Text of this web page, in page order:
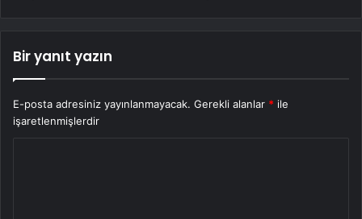
Bir yanıt yazın
E-posta adresiniz yayınlanmayacak. Gerekli alanlar * ile
işaretlenmişlerdir